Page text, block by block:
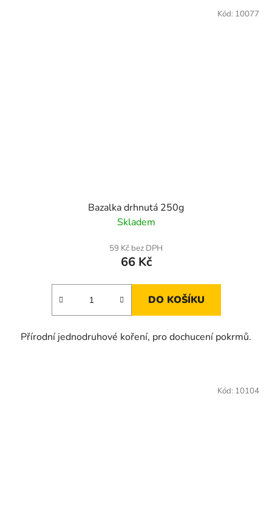
Bazalka drhnutá 250g
Skladem
59 Kč bez DPH
66 Kč
DO KOŠÍKU
Přírodní jednodruhové koření, pro dochucení pokrmů.
Kód: 10077
Kód: 10104